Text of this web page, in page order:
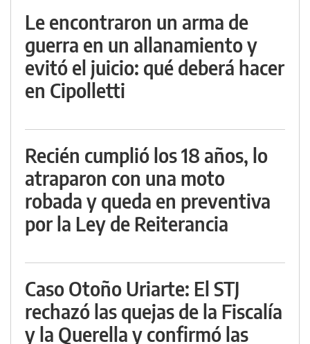
Le encontraron un arma de
guerra en un allanamiento y
evitó el juicio: qué deberá hacer
en Cipolletti
Recién cumplió los 18 años, lo
atraparon con una moto
robada y queda en preventiva
por la Ley de Reiterancia
Caso Otoño Uriarte: El STJ
rechazó las quejas de la Fiscalía
y la Querella y confirmó las